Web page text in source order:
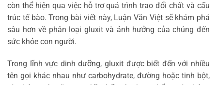
còn thể hiện qua việc hỗ trợ quá trình trao đổi chất và cấu
trúc tế bào. Trong bài viết này, Luận Văn Việt sẽ khám phá
sâu hơn về phân loại gluxit và ảnh hưởng của chúng đến
sức khỏe con người.
Trong lĩnh vực dinh dưỡng, gluxit được biết đến với nhiều
tên gọi khác nhau như carbohydrate, đường hoặc tinh bột,